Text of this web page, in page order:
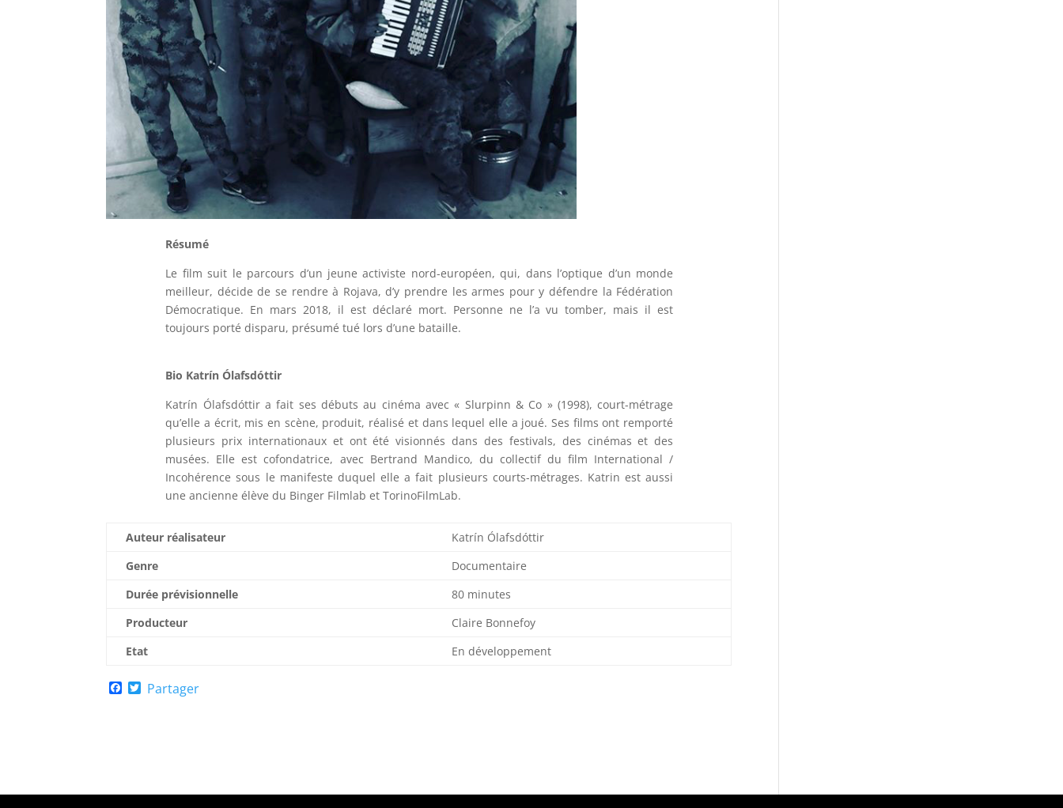
Résumé
Le film suit le parcours d’un jeune activiste nord-européen, qui, dans l’optique d’un monde
meilleur, décide de se rendre à Rojava, d’y prendre les armes pour y défendre la Fédération
Démocratique. En mars 2018, il est déclaré mort. Personne ne l’a vu tomber, mais il est
toujours porté disparu, présumé tué lors d’une bataille.
Bio Katrín Ólafsdóttir
Katrín Ólafsdóttir a fait ses débuts au cinéma avec « Slurpinn & Co » (1998), court-métrage
qu’elle a écrit, mis en scène, produit, réalisé et dans lequel elle a joué. Ses films ont remporté
plusieurs prix internationaux et ont été visionnés dans des festivals, des cinémas et des
musées. Elle est cofondatrice, avec Bertrand Mandico, du collectif du film International /
Incohérence sous le manifeste duquel elle a fait plusieurs courts-métrages. Katrin est aussi
une ancienne élève du Binger Filmlab et TorinoFilmLab.
Auteur réalisateur
Katrín Ólafsdóttir
Genre
Documentaire
Durée prévisionnelle
80 minutes
Producteur
Claire Bonnefoy
Etat
En développement
F TPartager